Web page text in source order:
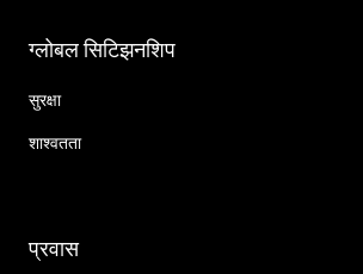
ग्लोबल सिटिझनशिप
सुरक्षा
शाश्वतता
प्रवास